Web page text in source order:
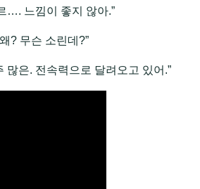
…. 느낌이 좋지 않아.”
? 무슨 소린데?”
많은. 전속력으로 달려오고 있어.”